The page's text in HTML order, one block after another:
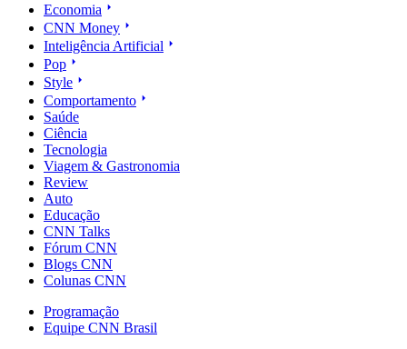
Economia
CNN Money
Inteligência Artificial
Pop
Style
Comportamento
Saúde
Ciência
Tecnologia
Viagem & Gastronomia
Review
Auto
Educação
CNN Talks
Fórum CNN
Blogs CNN
Colunas CNN
Programação
Equipe CNN Brasil